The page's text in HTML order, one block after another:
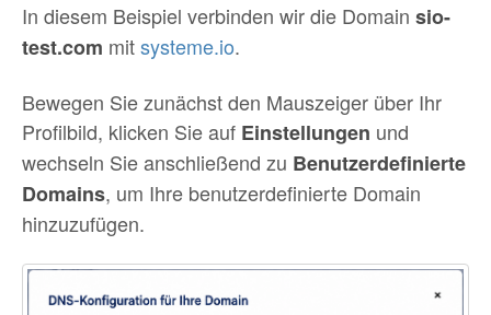
In diesem Beispiel verbinden wir die Domain sio-
test.com mitsysteme.io.
Bewegen Sie zunächst den Mauszeiger über Ihr
Profilbild, klicken Sie auf Einstellungen und
wechseln Sie anschließend zu Benutzerdefinierte
Domains, um Ihre benutzerdefinierte Domain
hinzuzufügen.